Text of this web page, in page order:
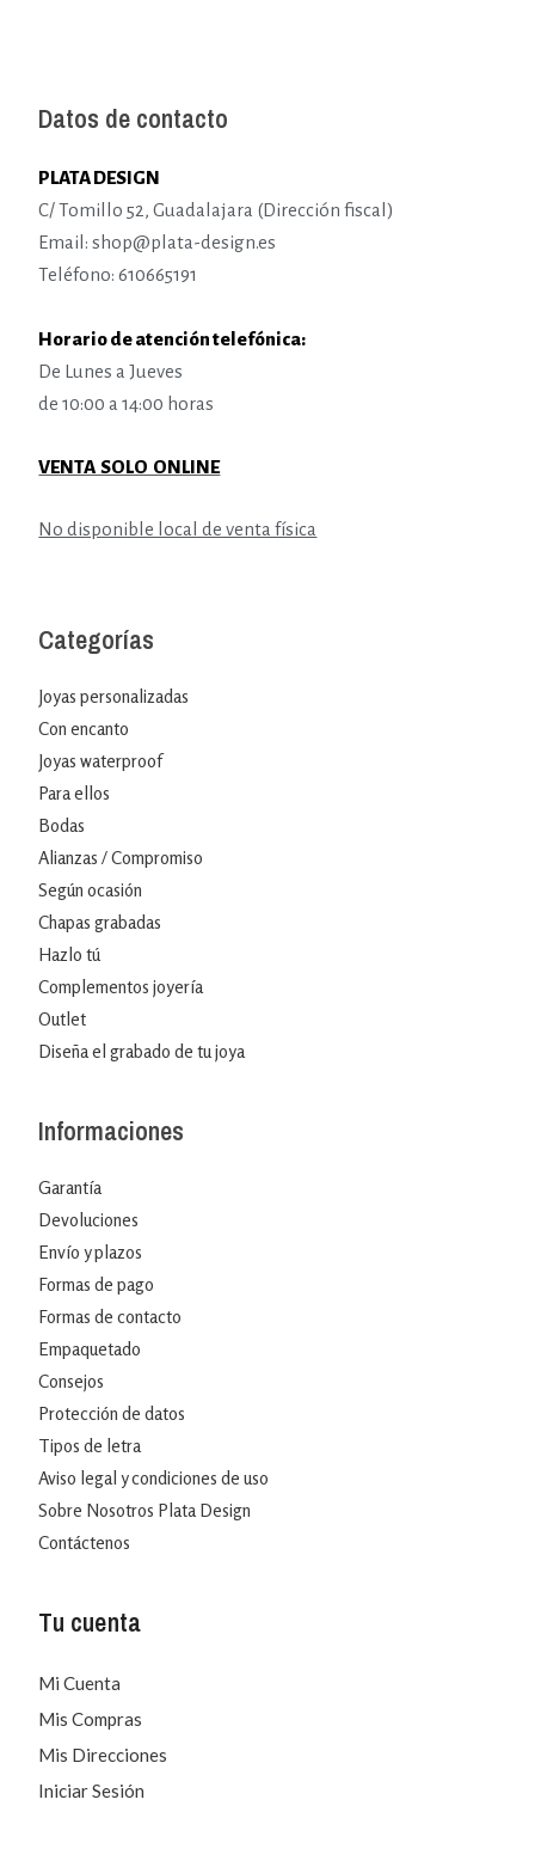
Datos de contacto
PLATA DESIGN
C/ Tomillo 52, Guadalajara (Dirección fiscal)
Email: shop@plata-design.es
Teléfono: 610665191
Horario de atención telefónica:
De Lunes a Jueves
de 10:00 a 14:00 horas
VENTA SOLO ONLINE
No disponible local de venta física
Categorías
Joyas personalizadas
Con encanto
Joyas waterproof
Para ellos
Bodas
Alianzas / Compromiso
Según ocasión
Chapas grabadas
Hazlo tú
Complementos joyería
Outlet
Diseña el grabado de tu joya
Informaciones
Garantía
Devoluciones
Envío y plazos
Formas de pago
Formas de contacto
Empaquetado
Consejos
Protección de datos
Tipos de letra
Aviso legal y condiciones de uso
Sobre Nosotros Plata Design
Contáctenos
Tu cuenta
Mi Cuenta
Mis Compras
Mis Direcciones
Iniciar Sesión